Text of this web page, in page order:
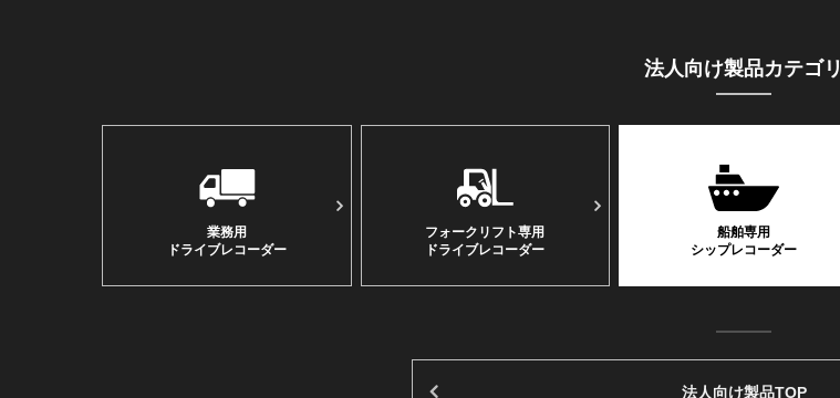
法人向け製品カテゴリ
業務用
ドライブレコーダー
フォークリフト専⽤
ドライブレコーダー
船舶専用
シップレコーダー
法人向け製品TOP